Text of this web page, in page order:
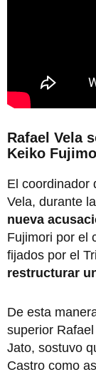
Rafael Vela
Keiko
El coordinador
Vela, durante
nueva
Fujimori por el
fijados por el
restructurar
De esta
superior
Jato, sostuvo
Castro como